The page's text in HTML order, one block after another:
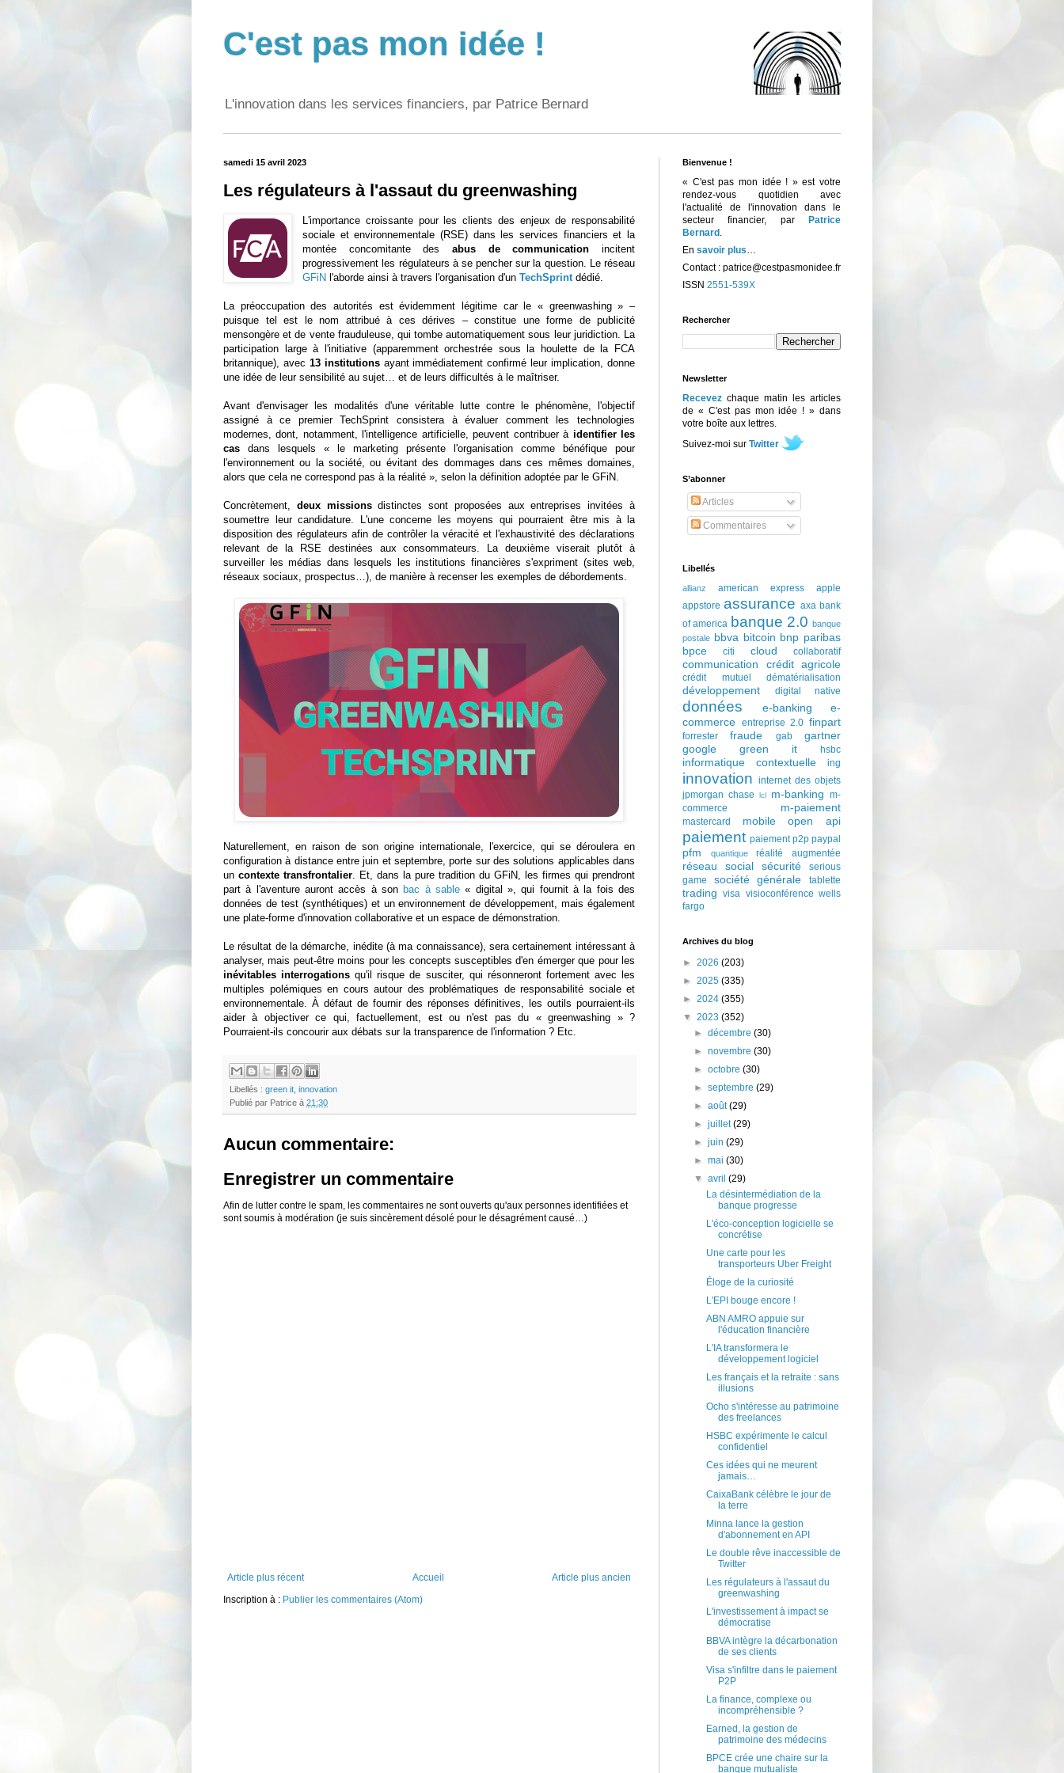
C'est pas mon idée !
L'innovation dans les services financiers, par Patrice Bernard
samedi 15 avril 2023
Les régulateurs à l'assaut du greenwashing
L'importance croissante pour les clients des enjeux de responsabilité
sociale et environnementale (RSE) dans les services financiers et la
montée concomitante desabus de communication incitent
progressivement les régulateurs à se pencher sur la question. Le réseau
GFiN l'aborde ainsi à travers l'organisation d'unTechSprintdédié.
La préoccupation des autorités est évidemment légitime car le « greenwashing » –
puisque tel est le nom attribué à ces dérives – constitue une forme de publicité
mensongère et de vente frauduleuse, qui tombe automatiquement sous leur juridiction. La
participation large à l'initiative (apparemment orchestrée sous la houlette de la FCA
britannique), avec 13 institutionsayant immédiatement confirmé leur implication, donne
une idée de leur sensibilité au sujet… et de leurs difficultés à le maîtriser.
Avant d'envisager les modalités d'une véritable lutte contre le phénomène, l'objectif
assigné à ce premier TechSprint consistera à évaluer comment les technologies
modernes, dont, notamment, l'intelligence artificielle, peuvent contribuer à identifier les
cas dans lesquels « le marketing présente l'organisation comme bénéfique pour
l'environnement ou la société, ou évitant des dommages dans ces mêmes domaines,
alors que cela ne correspond pas à la réalité », selon la définition adoptée par le GFiN.
Concrètement, deux missionsdistinctes sont proposées aux entreprises invitées à
soumettre leur candidature. L'une concerne les moyens qui pourraient être mis à la
disposition des régulateurs afin de contrôler la véracité et l'exhaustivité des déclarations
relevant de la RSE destinées aux consommateurs. La deuxième viserait plutôt à
surveiller les médias dans lesquels les institutions financières s'expriment (sites web,
réseaux sociaux, prospectus…), de manière à recenser les exemples de débordements.
Naturellement, en raison de son origine internationale, l'exercice, qui se déroulera en
configuration à distance entre juin et septembre, porte sur des solutions applicables dans
un contexte transfrontalier. Et, dans la pure tradition du GFiN, les firmes qui prendront
part à l'aventure auront accès à son bac à sable « digital », qui fournit à la fois des
données de test (synthétiques) et un environnement de développement, mais également
une plate-forme d'innovation collaborative et un espace de démonstration.
Le résultat de la démarche, inédite (à ma connaissance), sera certainement intéressant à
analyser, mais peut-être moins pour les concepts susceptibles d'en émerger que pour les
inévitables interrogations qu'il risque de susciter, qui résonneront fortement avec les
multiples polémiques en cours autour des problématiques de responsabilité sociale et
environnementale. À défaut de fournir des réponses définitives, les outils pourraient-ils
aider à objectiver ce qui, factuellement, est ou n'est pas du « greenwashing » ?
Pourraient-ils concourir aux débats sur la transparence de l'information ? Etc.
Libellés : green it, innovation
Publié par Patrice à 21:30
Aucun commentaire:
Enregistrer un commentaire
Afin de lutter contre le spam, les commentaires ne sont ouverts qu'aux personnes identifiées et
sont soumis à modération (je suis sincèrement désolé pour le désagrément causé…)
Article plus récent Article plus ancien
Accueil
Inscription à : Publier les commentaires (Atom)
Bienvenue !
« C'est pas mon idée ! » est votre
rendez-vous quotidien avec
l'actualité de l'innovation dans le
secteur financier, par
Patrice
Bernard .
En savoir plus…
Contact : patrice@cestpasmonidee.fr
ISSN 2551-539X
Rechercher
Newsletter
Recevez chaque matin les articles
de « C'est pas mon idée ! » dans
votre boîte aux lettres.
Suivez-moi sur Twitter
S’abonner
Articles
Commentaires
Libellés
allianz american express
apple
appstore assurance axa bank
of america banque 2.0 banque
postale bbva bitcoin bnp paribas
bpce
citi cloud collaboratif
communication crédit agricole
crédit mutuel dématérialisation
développement digital native
données e-banking
e-
commerce entreprise 2.0 finpart
forrester fraude gab
gartner
google
green it hsbc
informatique contextuelle ing
innovation internet des objets
jpmorgan chase
lcl m-banking m-
commerce
m-paiement
mastercard mobile open api
paiement paiement p2p paypal
pfm quantique réalité augmentée
réseau social sécurité
serious
game
société générale tablette
trading visa visioconférence wells
fargo
Archives du blog
► 2026 (203)
► 2025 (335)
► 2024 (355)
▼ 2023 (352)
►décembre(30)
►novembre(30)
►octobre(30)
►septembre(29)
►août(29)
►juillet(29)
►juin(29)
►mai(30)
▼avril(29)
La désintermédiation de la
banque progresse
L'éco-conception logicielle se
concrétise
Une carte pour les
transporteurs Uber Freight
Éloge de la curiosité
L'EPI bouge encore !
ABN AMRO appuie sur
l'éducation financière
L'IA transformera le
développement logiciel
Les français et la retraite : sans
illusions
Ocho s'intéresse au patrimoine
des freelances
HSBC expérimente le calcul
confidentiel
Ces idées qui ne meurent
jamais…
CaixaBank célèbre le jour de
la terre
Minna lance la gestion
d'abonnement en API
Le double rêve inaccessible de
Twitter
Les régulateurs à l'assaut du
greenwashing
L'investissement à impact se
démocratise
BBVA intègre la décarbonation
de ses clients
Visa s'infiltre dans le paiement
P2P
La finance, complexe ou
incompréhensible ?
Earned, la gestion de
patrimoine des médecins
BPCE crée une chaire sur la
banque mutualiste